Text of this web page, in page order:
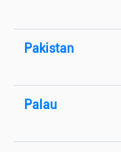
Pakistan
Palau